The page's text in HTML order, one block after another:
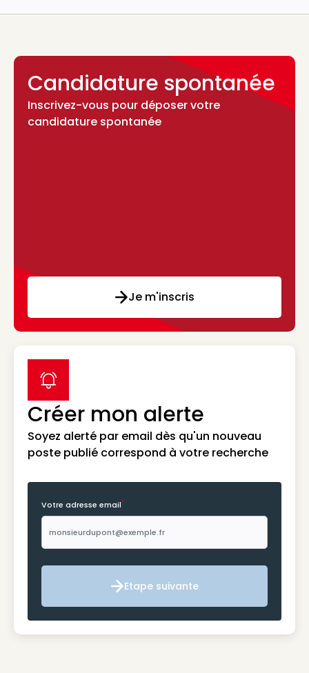
Candidature spontanée
Inscrivez-vous pour déposer votre
candidature spontanée
Je m'inscris
Créer mon alerte
Soyez alerté par email dès qu'un nouveau
poste publié correspond à votre recherche
label icon
Votre adresse email*
Etape suivante
Etape suivante